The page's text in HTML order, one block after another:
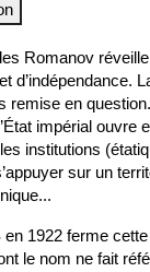
Romanov
d’indépendance.
remise en
impérial ouvre
institutions
sur un
en 1922 ferme
le nom ne fait